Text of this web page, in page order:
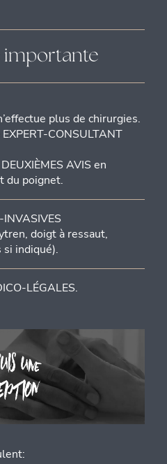
importante
plus de chirurgies.
CONSULTANT
AVIS en
du poignet.
doigt à ressaut,
indiqué).
LÉGALES.